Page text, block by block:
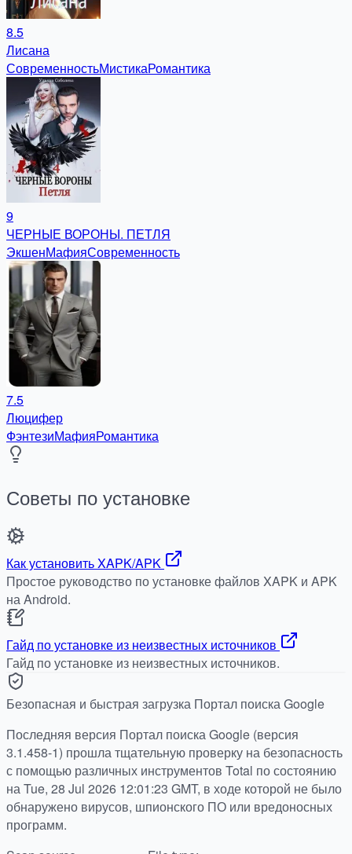
8.5
Лисана
СовременностьМистикаРомантика
9
ЧЕРНЫЕ ВОРОНЫ. ПЕТЛЯ
ЭкшенМафияСовременность
7.5
Люцифер
ФэнтезиМафияРомантика
Советы по установке
Как установить XAPK/APK
Простое руководство по установке файлов XAPK и APK
на Android.
Гайд по установке из неизвестных источников
Гайд по установке из неизвестных источников.
Безопасная и быстрая загрузка Портал поиска Google
Последняя версия Портал поиска Google (версия
3.1.458-1) прошла тщательную проверку на безопасность
с помощью различных инструментов Total по состоянию
на Tue, 28 Jul 2026 12:01:23 GMT, в ходе которой не было
обнаружено вирусов, шпионского ПО или вредоносных
программ.